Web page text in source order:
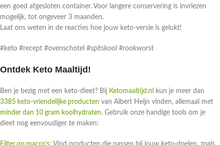
een goed afgesloten container. Voor langere conservering is invriezen
mogelijk, tot ongeveer 3 maanden.
Laat ons weten in de reacties hoe jouw keto-versie is gelukt!
#keto #recept #ovenschotel #spitskool #rookworst
Ontdek Keto Maaltijd!
Ben je bezig met een keto-dieet? Bij Ketomaaltijd.nl
kun je meer dan
3385 keto-vriendelijke producten van Albert Heijn vinden, allemaal met
minder dan 10 gram koolhydraten. Gebruik onze handige tools om je
dieet nog eenvoudiger te maken: